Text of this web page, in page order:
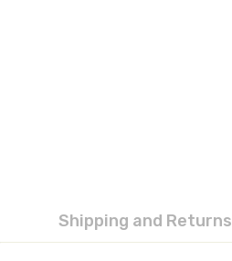
Shipping and Returns